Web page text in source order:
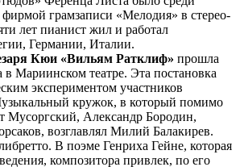
грамзаписи «Мелодия» в стерео-
лет пианист жил и работал
Германии, Италии.
Кюи «Вильям Ратклиф» прошла
в Мариинском театре. Эта постановка
экспериментом участников
кружок, в который помимо
Александр Бородин,
возглавлял Милий Балакирев.
В поэме Генриха Гейне, которая
композитора привлек, по его